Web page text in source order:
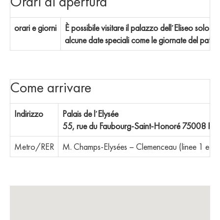
orari e giorni
È possibile visitare il palazzo dell′Eliseo solo
alcune date speciali come le giornate del
Come arrivare
Indirizzo
Palais de l′Elysée
55, rue du Faubourg-Saint-Honoré 75008
Metro/RER
M. Champs-Elysées – Clemenceau (linee 1 e